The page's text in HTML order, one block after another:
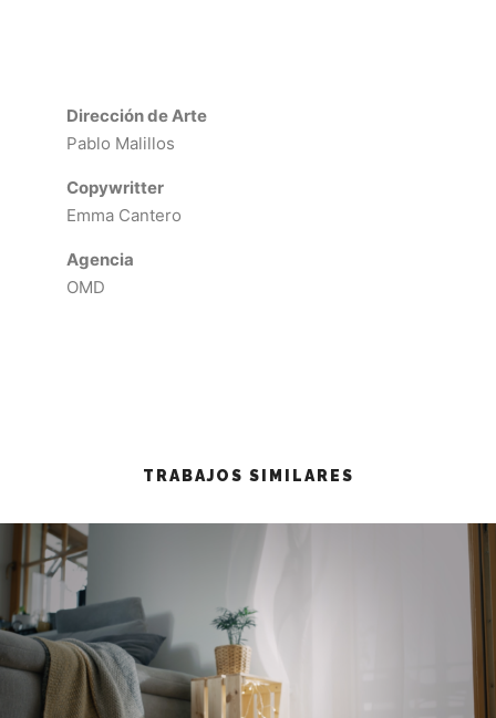
Dirección de Arte
Pablo Malillos
Copywritter
Emma Cantero
Agencia
OMD
TRABAJOS SIMILARES